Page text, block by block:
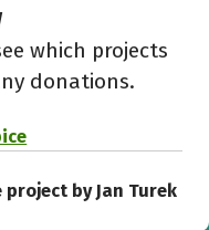
which projects
donations.
by Jan Turek